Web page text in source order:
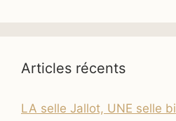
Articles récents
LA selle Jallot, UNE selle